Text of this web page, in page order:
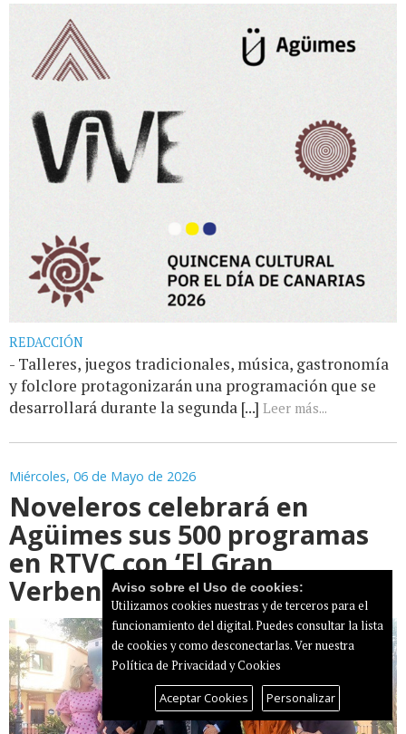
REDACCIÓN
- Talleres, juegos tradicionales, música, gastronomía
y folclore protagonizarán una programación que se
desarrollará durante la segunda [...] Leer más...
Miércoles, 06 de Mayo de 2026
Noveleros celebrará en
Agüimes sus 500 programas
en RTVC con ‘El Gran
Verbenazo’Aviso sobre el Uso de cookies:
Utilizamos cookies nuestras y de terceros para el
funcionamiento del digital. Puedes consultar la lista
de cookies y como desconectarlas.Ver nuestra
Política de Privacidad y Cookies
Aceptar Cookies Personalizar